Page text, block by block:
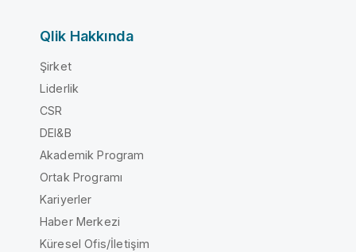
Qlik Hakkında
Şirket
Liderlik
CSR
DEI&B
Akademik Program
Ortak Programı
Kariyerler
Haber Merkezi
Küresel Ofis/İletişim